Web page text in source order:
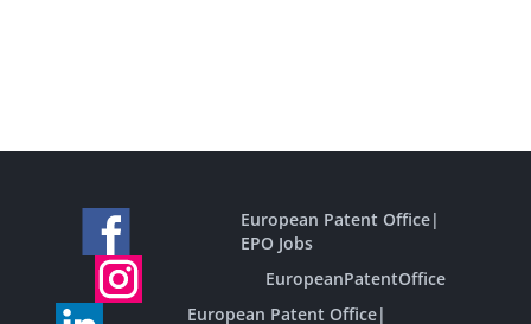
European Patent Office|
EPO Jobs
EuropeanPatentOffice
European Patent Office|